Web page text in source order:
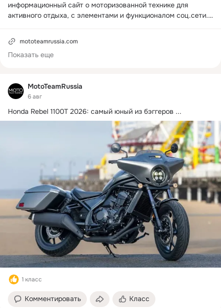
MotoTeamRussia
6 авг
Honda Rebel 1100T 2026: самый юный из бэггеров ...
1 класс
Комментировать Класс
информационный сайт о моторизованной технике для
активного отдыха, с элементами и функционалом соц.сети.
мотоциклах, снегоходах, квадроциклах и другой
моторизованной технике.
👇регистрируйся👇
mototeamrussia.com
Показать еще